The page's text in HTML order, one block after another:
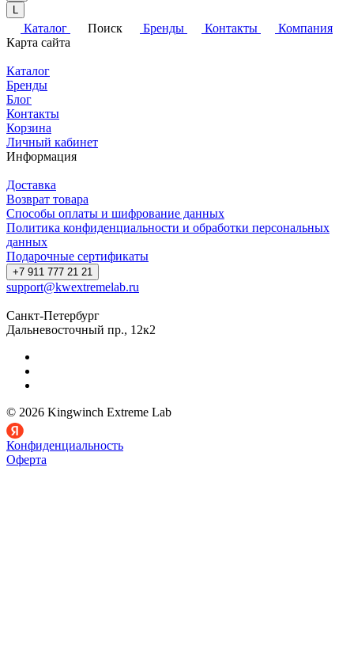
Каталог Поиск Бренды Контакты
Компания
Карта сайта
Каталог
Бренды
Блог
Контакты
Корзина
Личный кабинет
Информация
Доставка
Возврат товара
Способы оплаты и шифрование данных
Политика конфиденциальности и обработки персональных
данных
Подарочные сертификаты
+7 911 777 21 21
support@kwextremelab.ru
Санкт-Петербург
Дальневосточный пр., 12к2
© 2026 Kingwinch Extreme Lab
Конфиденциальность
Оферта